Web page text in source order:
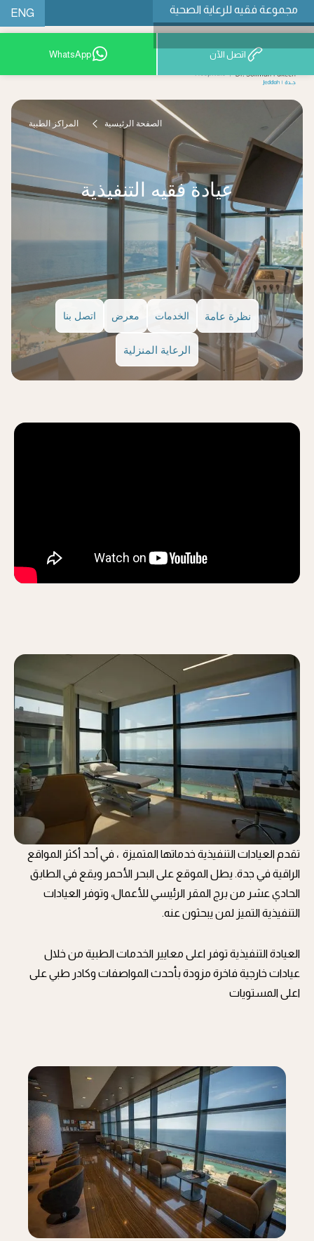
مجموعة فقيه للرعاية الصحية ENG
9200 12777 اتصل الآن WhatsApp
نظرة عامة الخدمات معرض اتصل بنا
الرعاية المنزلية
عيادة فقيه التنفيذية
الصفحة الرئيسية المراكز الطبية
تقدم العيادات التنفيذية خدماتها المتميزة ، في أحد أكثر المواقع
الراقية في جدة. يطل الموقع على البحر الأحمر ويقع في الطابق
الحادي عشر من برج المقر الرئيسي للأعمال، وتوفر العيادات
التنفيذية التميز لمن يبحثون عنه.
العيادة التنفيذية توفر اعلى معايير الخدمات الطبية من خلال
عيادات خارجية فاخرة مزودة بأحدث المواصفات وكادر طبي على
اعلى المستويات